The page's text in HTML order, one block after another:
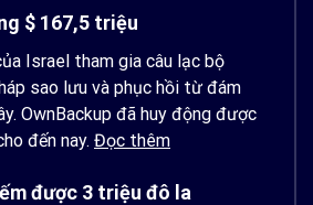
$ 167,5 triệu
Israel tham gia câu lạc bộ
sao lưu và phục hồi từ đám
OwnBackup đã huy động được
đến nay. Đọc thêm
được 3 triệu đô la